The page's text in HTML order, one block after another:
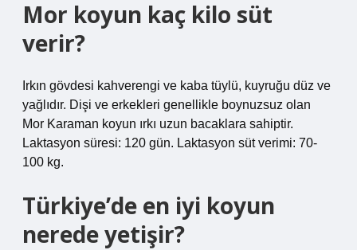
Mor koyun kaç kilo süt
verir?
Irkın gövdesi kahverengi ve kaba tüylü, kuyruğu düz ve
yağlıdır. Dişi ve erkekleri genellikle boynuzsuz olan
Mor Karaman koyun ırkı uzun bacaklara sahiptir.
Laktasyon süresi: 120 gün. Laktasyon süt verimi: 70-
100 kg.
Türkiye’de en iyi koyun
nerede yetişir?